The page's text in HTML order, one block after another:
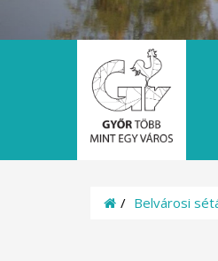
Kezdőoldal
Belvárosi